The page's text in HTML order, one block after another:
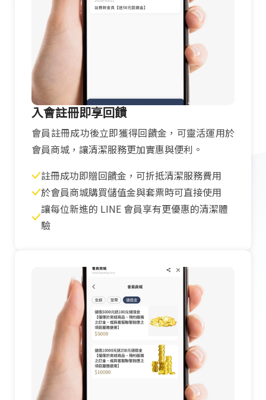
入會註冊即享回饋
會員註冊成功後立即獲得回饋金，可靈活運用於
會員商城，讓清潔服務更加實惠與便利。
註冊成功即贈回饋金，可折抵清潔服務費用
於會員商城購買儲值金與套票時可直接使用
讓每位新進的 LINE 會員享有更優惠的清潔體
驗